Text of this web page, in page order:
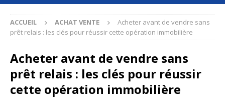
ACCUEIL ACHAT VENTE
Acheter avant de vendre sans
prêt relais : les clés pour réussir cette opération immobilière
Acheter avant de vendre sans
prêt relais : les clés pour réussir
cette opération immobilière